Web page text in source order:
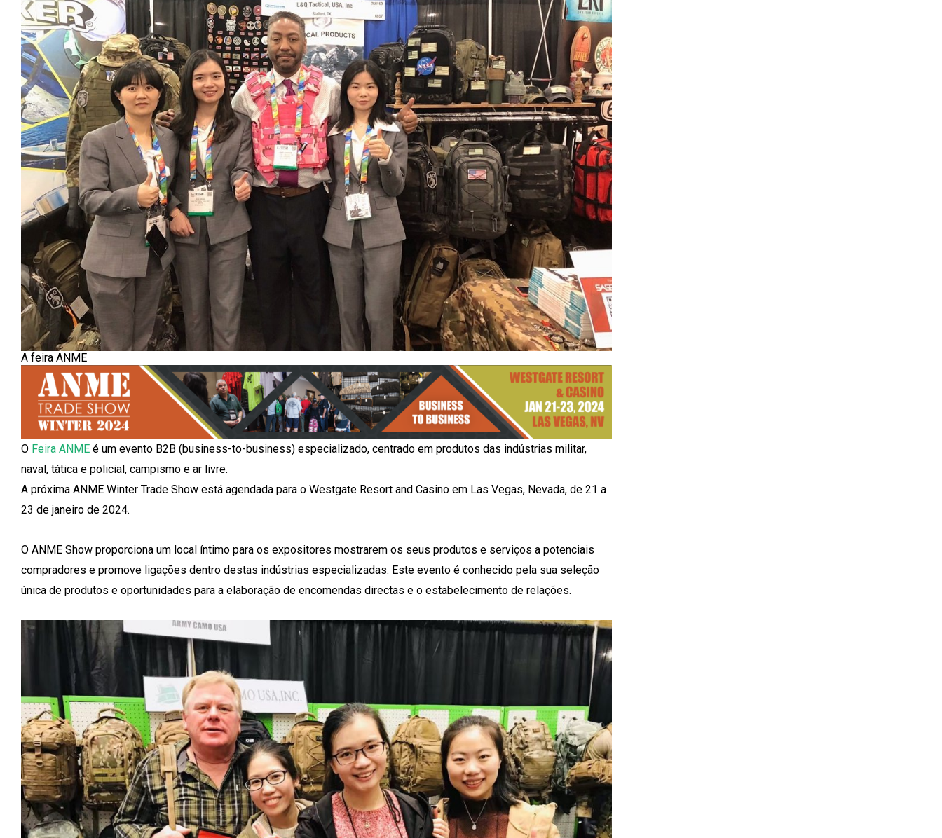
A feira ANME
O Feira ANME é um evento B2B (business-to-business) especializado, centrado em produtos das indústrias militar,
naval, tática e policial, campismo e ar livre.
A próxima ANME Winter Trade Show está agendada para o Westgate Resort and Casino em Las Vegas, Nevada, de 21 a
23 de janeiro de 2024.
O ANME Show proporciona um local íntimo para os expositores mostrarem os seus produtos e serviços a potenciais
compradores e promove ligações dentro destas indústrias especializadas. Este evento é conhecido pela sua seleção
única de produtos e oportunidades para a elaboração de encomendas directas e o estabelecimento de relações.